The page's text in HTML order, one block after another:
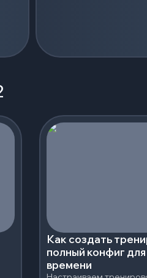
Как создать
полный конфиг
времени